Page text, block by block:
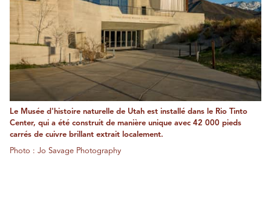
Le Musée d'histoire naturelle de Utah est installé dans le Rio Tinto
Center, qui a été construit de manière unique avec 42 000 pieds
carrés de cuivre brillant extrait localement.
Photo : Jo Savage Photography